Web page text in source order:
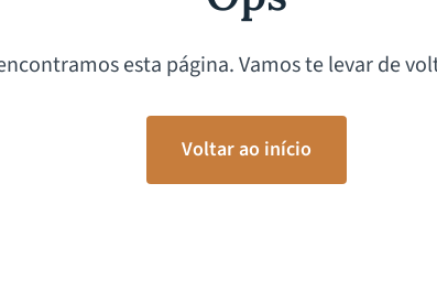
esta página. Vamos te levar de
Voltar ao início